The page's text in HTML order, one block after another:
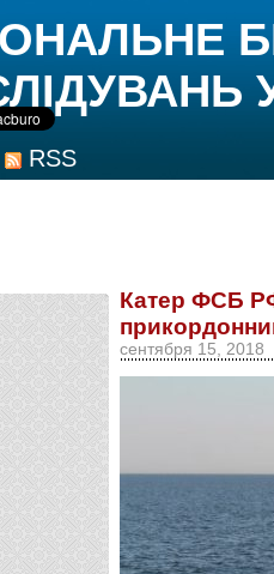
RSS
Катер ФСБ
сентября 15, 2018